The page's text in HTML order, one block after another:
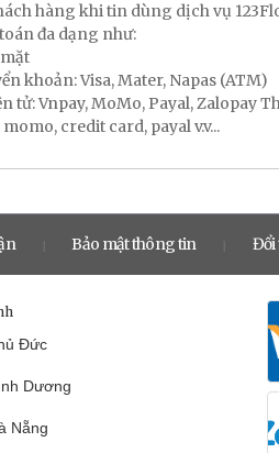
hàng khi tin dùng dịch vụ
đa dạng như:
khoản: Visa, Mater, Napas (ATM)
tử: Vnpay, MoMo, Payal, Zalopay
credit card, payal v.v...
Bảo mật thông tin Đổi
Đức
Dương
Nẵng